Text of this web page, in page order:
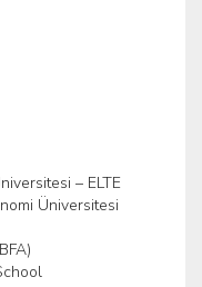
– ELTE
Üniversitesi